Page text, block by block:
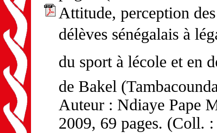
Attitude, perception
délèves sénégalais à
du sport à lécole et en
de Bakel
Auteur : Ndiaye Pape
2009, 69 pages. (Coll.